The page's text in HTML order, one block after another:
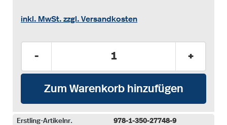
inkl. MwSt. zzgl. Versandkosten
- +
Zum Warenkorb hinzufügen
Erstling-Artikelnr. 978-1-350-27748-9